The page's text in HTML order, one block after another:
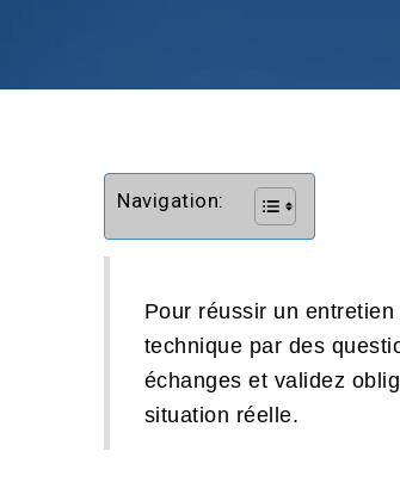
Navigation:
Pour réussir un
technique par des
échanges et validez
situation réelle.